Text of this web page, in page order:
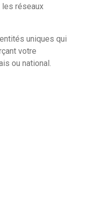
réseaux
uniques qui
votre
ou national.